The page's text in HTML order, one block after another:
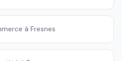
à Fresnes